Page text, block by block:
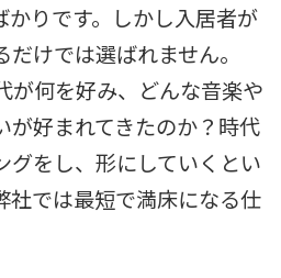
かりです。しかし入居者が
けでは選ばれません。
が何を好み、どんな音楽や
が好まれてきたのか？時代
グをし、形にしていくとい
社では最短で満床になる仕